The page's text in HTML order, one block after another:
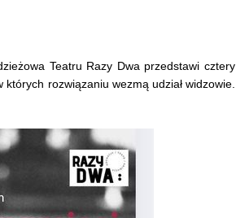
Teatru Razy Dwa przedstawi cztery
rozwiązaniu wezmą udział widzowie.